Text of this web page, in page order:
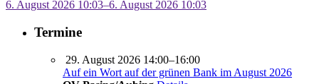
6. August 2026 10:03–6. August 2026 10:03
Termine
29. August 2026 14:00–16:00
Auf ein Wort auf der grünen Bank im August 2026